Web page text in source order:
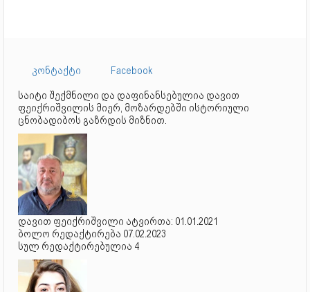
კონტაქტი
Facebook
საიტი შექმნილი და დაფინანსებულია დავით
ფეიქრიშვილის მიერ, მოზარდებში ისტორიული
ცნობადიბოს გაზრდის მიზნით.
დავით ფეიქრიშვილი ატვირთა: 01.01.2021
ბოლო რედაქტირება 07.02.2023
სულ რედაქტირებულია 4